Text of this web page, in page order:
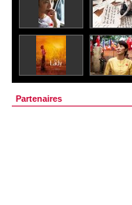
Partenaires